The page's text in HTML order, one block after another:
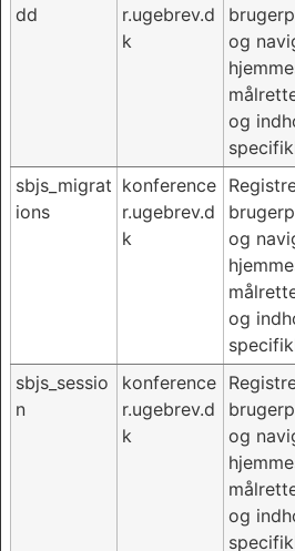
dd
r.ugebrev.d
k
og
og
sbjs_migrat
ions
konference
r.ugebrev.d
k
og
og
sbjs_sessio
n
konference
r.ugebrev.d
k
og
og